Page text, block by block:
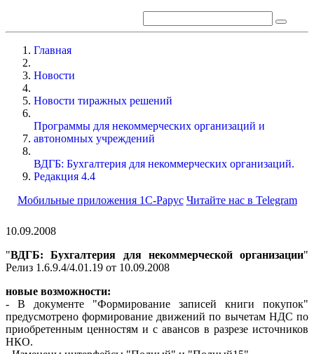
Главная
Новости
Новости тиражных решений
Программы для некоммерческих организаций и
автономных учреждений
ВДГБ: Бухгалтерия для некоммерческих организаций.
Редакция 4.4
Мобильные приложения 1С-Рарус Читайте нас в Telegram
10.09.2008
"ВДГБ: Бухгалтерия для некоммерческой организации"
Релиз 1.6.9.4/4.01.19 от 10.09.2008
новые возможности:
- В документе "Формирование записей книги покупок"
предусмотрено формирование движений по вычетам НДС по
приобретенным ценностям и с авансов в разрезе источников
НКО.